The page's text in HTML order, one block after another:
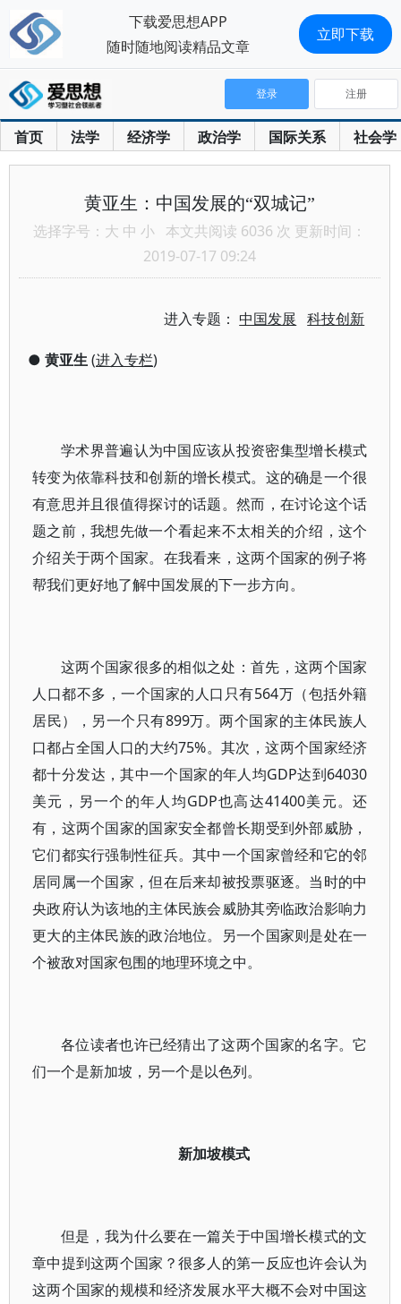
首页 法学 经济学 政治学 国际关系 社会学
登录 注册
黄亚生：中国发展的“双城记”
选择字号： 大 中 小 本文共阅读 6036 次 更新时间：
2019-07-17 09:24
进入专题：中国发展 科技创新
● 黄亚生(进入专栏)
学术界普遍认为中国应该从投资密集型增长模式
转变为依靠科技和创新的增长模式。这的确是一个很
有意思并且很值得探讨的话题。然而，在讨论这个话
题之前，我想先做一个看起来不太相关的介绍，这个
介绍关于两个国家。在我看来，这两个国家的例子将
帮我们更好地了解中国发展的下一步方向。
这两个国家很多的相似之处：首先，这两个国家
人口都不多，一个国家的人口只有564万（包括外籍
居民），另一个只有899万。两个国家的主体民族人
口都占全国人口的大约75%。其次，这两个国家经济
都十分发达，其中一个国家的年人均GDP达到64030
美元，另一个的年人均GDP也高达41400美元。还
有，这两个国家的国家安全都曾长期受到外部威胁，
它们都实行强制性征兵。其中一个国家曾经和它的邻
居同属一个国家，但在后来却被投票驱逐。当时的中
央政府认为该地的主体民族会威胁其旁临政治影响力
更大的主体民族的政治地位。另一个国家则是处在一
个被敌对国家包围的地理环境之中。
各位读者也许已经猜出了这两个国家的名字。它
们一个是新加坡，另一个是以色列。
新加坡模式
但是，我为什么要在一篇关于中国增长模式的文
章中提到这两个国家？很多人的第一反应也许会认为
这两个国家的规模和经济发展水平大概不会对中国这
下载爱思想APP
随时随地阅读精品文章
立即下载